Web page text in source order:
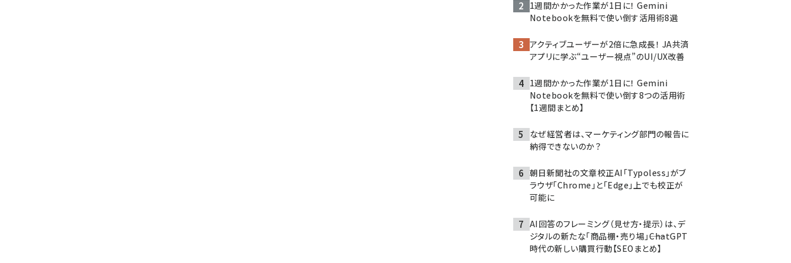
1週間かかった作業が1日に！ Gemini
Notebookを無料で使い倒す活用術8選
アクティブユーザーが2倍に急成長！ JA共済
アプリに学ぶ“ユーザー視点”のUI/UX改善
1週間かかった作業が1日に！ Gemini
Notebookを無料で使い倒す8つの活用術
【1週間まとめ】
なぜ経営者は、マーケティング部門の報告に
納得できないのか？
朝日新聞社の文章校正AI「Typoless」がブ
ラウザ「Chrome」と「Edge」上でも校正が
可能に
AI回答のフレーミング（見せ方・提示）は、デ
ジタルの新たな「商品棚・売り場」――ChatGPT
時代の新しい購買行動【SEOまとめ】